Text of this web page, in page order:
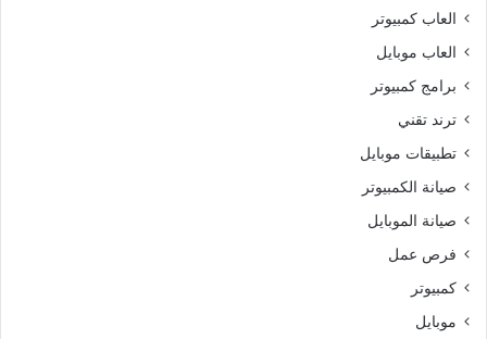
العاب كمبيوتر
العاب موبايل
برامج كمبيوتر
ترند تقني
تطبيقات موبايل
صيانة الكمبيوتر
صيانة الموبايل
فرص عمل
كمبيوتر
موبايل